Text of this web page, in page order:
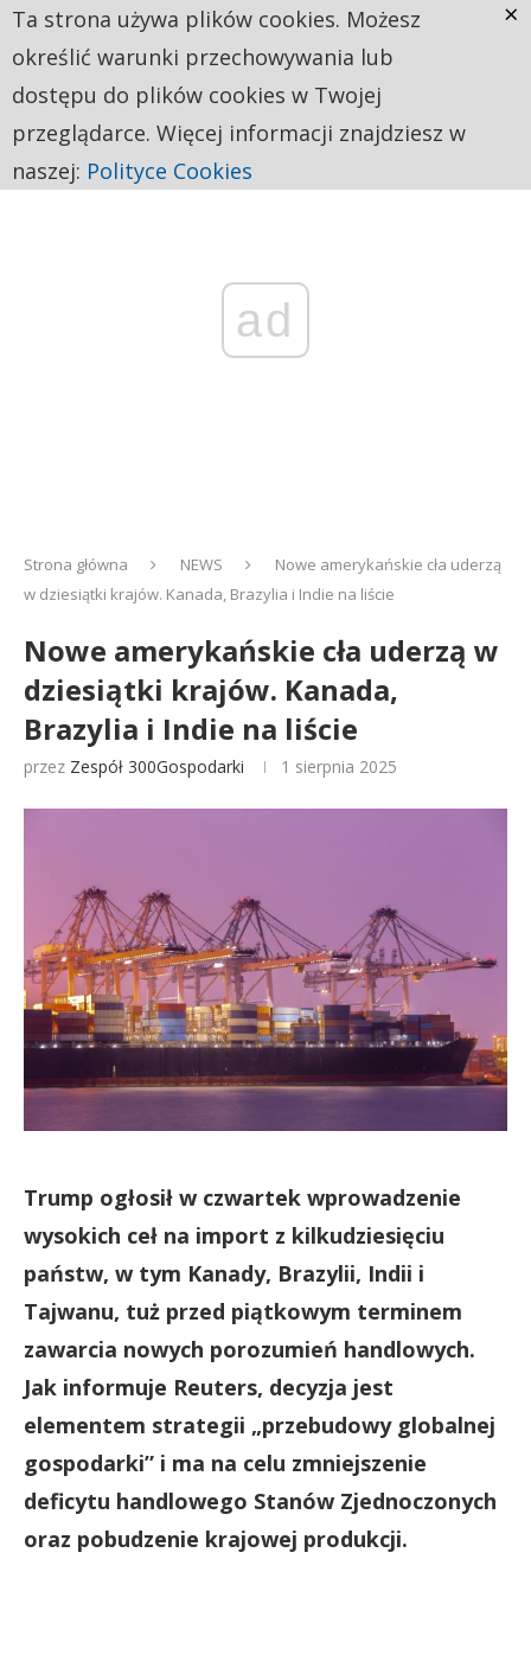
ad
Strona główna NEWS
Nowe amerykańskie cła uderzą
w dziesiątki krajów. Kanada, Brazylia i Indie na liście
Nowe amerykańskie cła uderzą w
dziesiątki krajów. Kanada,
Brazylia i Indie na liście
przez Zespół 300Gospodarki 1 sierpnia 2025
Trump ogłosił w czwartek wprowadzenie
wysokich ceł na import z kilkudziesięciu
państw, w tym Kanady, Brazylii, Indii i
Tajwanu, tuż przed piątkowym terminem
zawarcia nowych porozumień handlowych.
Jak informuje Reuters, decyzja jest
elementem strategii „przebudowy globalnej
gospodarki” i ma na celu zmniejszenie
deficytu handlowego Stanów Zjednoczonych
oraz pobudzenie krajowej produkcji.
Ta strona używa plików cookies. Możesz
określić warunki przechowywania lub
dostępu do plików cookies w Twojej
przeglądarce. Więcej informacji znajdziesz w
naszej: Polityce Cookies
×